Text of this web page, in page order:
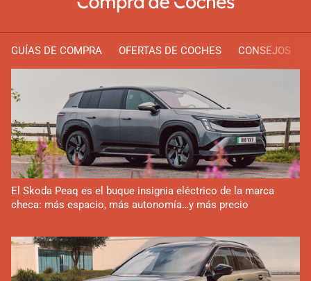
GUÍAS DE COMPRA OFERTAS DE COCHES CONSEJOS
El Skoda Peaq es el buque insignia eléctrico de la marca
checa: más espacio, más autonomía…y más precio